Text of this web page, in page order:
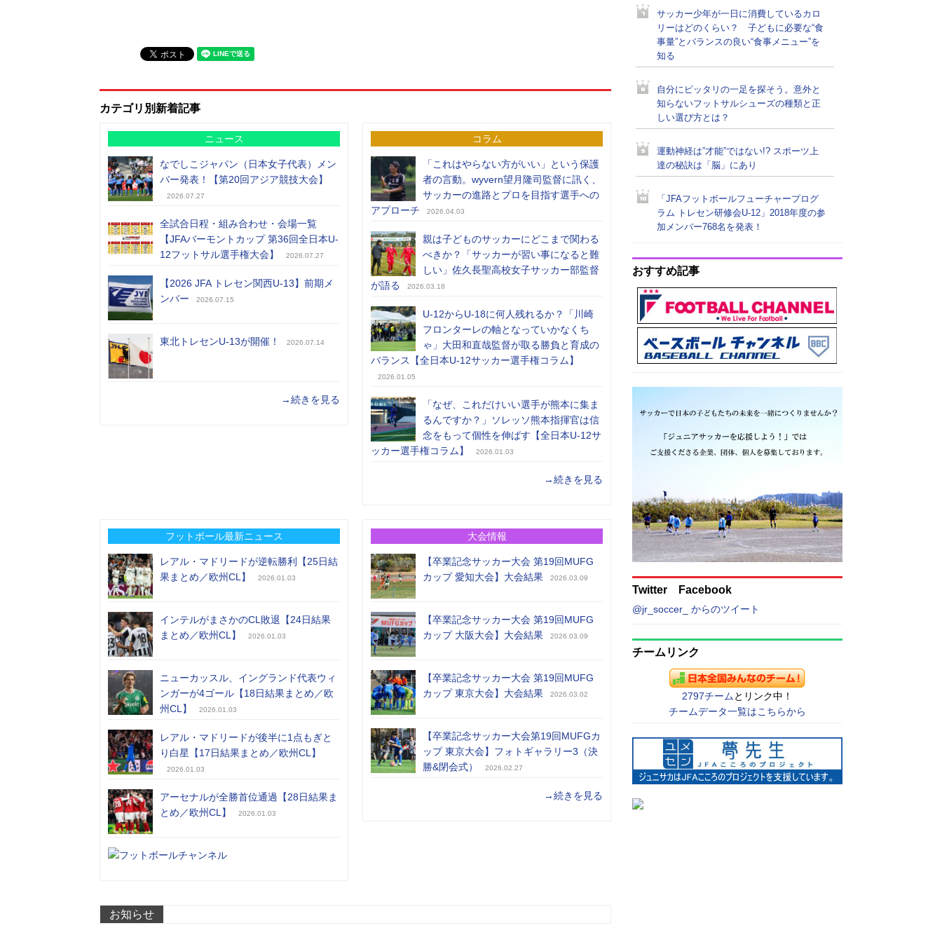
カテゴリ別新着記事
ニュース
なでしこジャパン（日本女子代表）メン
バー発表！【第20回アジア競技大会】
2026.07.27
全試合日程・組み合わせ・会場一覧
【JFAバーモントカップ 第36回全日本U-
12フットサル選手権大会】
2026.07.27
【2026 JFA トレセン関西U-13】前期メ
ンバー
2026.07.15
東北トレセンU-13が開催！ 2026.07.14
→続きを見る
コラム
「これはやらない方がいい」という保護
者の言動。wyvern望月隆司監督に訊く、
サッカーの進路とプロを目指す選手への
アプローチ
2026.04.03
親は子どものサッカーにどこまで関わる
べきか？「サッカーが習い事になると難
しい」佐久長聖高校女子サッカー部監督
が語る
2026.03.18
U-12からU-18に何人残れるか？「川崎
フロンターレの軸となっていかなくち
ゃ」大田和直哉監督が取る勝負と育成の
バランス【全日本U-12サッカー選手権コラム】
2026.01.05
「なぜ、これだけいい選手が熊本に集ま
るんですか？」ソレッソ熊本指揮官は信
念をもって個性を伸ばす【全日本U-12サ
ッカー選手権コラム】
2026.01.03
→続きを見る
フットボール最新ニュース
レアル・マドリードが逆転勝利【25日結
果まとめ／欧州CL】
2026.01.03
インテルがまさかのCL敗退【24日結果
まとめ／欧州CL】
2026.01.03
ニューカッスル、イングランド代表ウィ
ンガーが4ゴール【18日結果まとめ／欧
州CL】
2026.01.03
レアル・マドリードが後半に1点もぎと
り白星【17日結果まとめ／欧州CL】
2026.01.03
アーセナルが全勝首位通過【28日結果ま
とめ／欧州CL】
2026.01.03
大会情報
【卒業記念サッカー大会 第19回MUFG
カップ 愛知大会】大会結果
2026.03.09
【卒業記念サッカー大会 第19回MUFG
カップ 大阪大会】大会結果
2026.03.09
【卒業記念サッカー大会 第19回MUFG
カップ 東京大会】大会結果
2026.03.02
【卒業記念サッカー大会第19回MUFGカ
ップ 東京大会】フォトギャラリー3（決
勝&閉会式）
2026.02.27
→続きを見る
お知らせ
サッカー少年が一日に消費しているカロ
リーはどのくらい？ 子どもに必要な“食
事量”とバランスの良い“食事メニュー”を
知る
自分にピッタリの一足を探そう。意外と
知らないフットサルシューズの種類と正
しい選び方とは？
運動神経は”才能”ではない!? スポーツ上
達の秘訣は「脳」にあり
「JFAフットボールフューチャープログ
ラム トレセン研修会U-12」2018年度の参
加メンバー768名を発表！
おすすめ記事
Twitter Facebook
@jr_soccer_ からのツイート
チームリンク
2797チーム とリンク中！
チームデータ一覧はこちらから